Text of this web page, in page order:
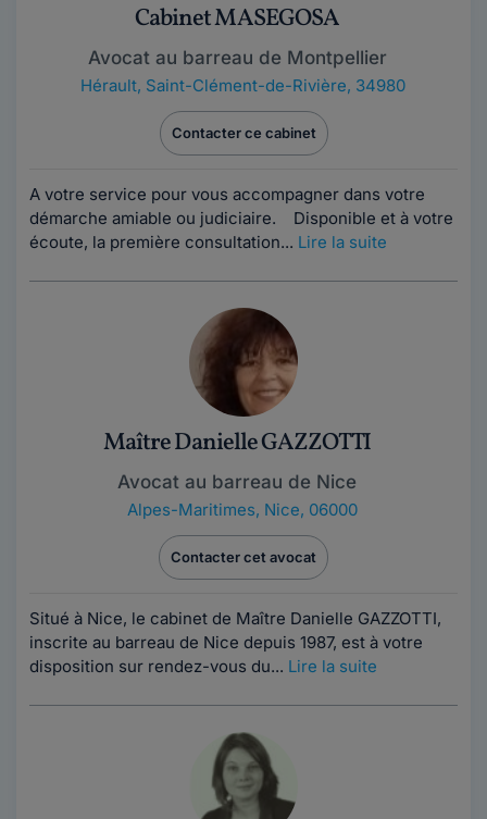
Cabinet MASEGOSA
Avocat au barreau de Montpellier
Hérault, Saint-Clément-de-Rivière, 34980
Contacter ce cabinet
A votre service pour vous accompagner dans votre
démarche amiable ou judiciaire. Disponible et à votre
écoute, la première consultation... Lire la suite
Maître Danielle GAZZOTTI
Avocat au barreau de Nice
Alpes-Maritimes, Nice, 06000
Contacter cet avocat
Situé à Nice, le cabinet de Maître Danielle GAZZOTTI,
inscrite au barreau de Nice depuis 1987, est à votre
disposition sur rendez-vous du... Lire la suite